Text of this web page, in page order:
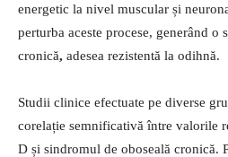
energetic la nivel muscular și
perturba aceste procese, generând o
cronică, adesea rezistentă la odihnă.
Studii clinice efectuate pe diverse
corelație semnificativă între valorile
D și sindromul de oboseală cronică.